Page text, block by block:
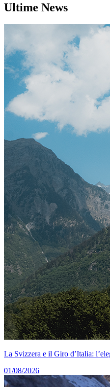
Ultime News
La Svizzera e il Giro d’Italia:
01/08/2026